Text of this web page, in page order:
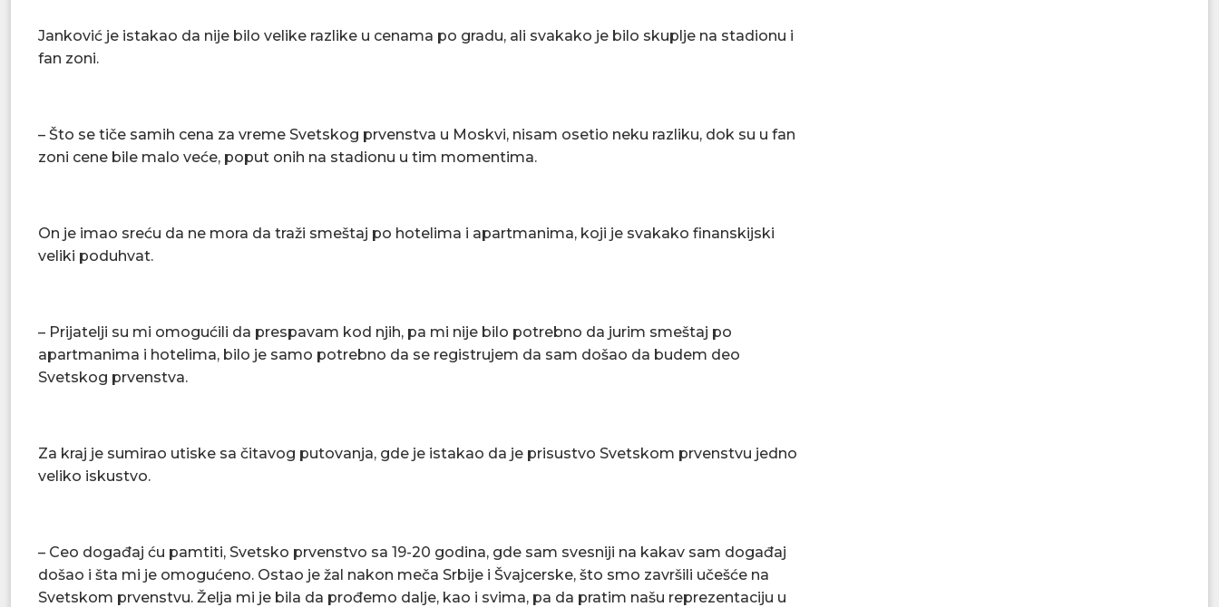
Janković je istakao da nije bilo velike razlike u cenama po gradu, ali svakako je bilo skuplje na stadionu i
fan zoni.
– Što se tiče samih cena za vreme Svetskog prvenstva u Moskvi, nisam osetio neku razliku, dok su u fan
zoni cene bile malo veće, poput onih na stadionu u tim momentima.
On je imao sreću da ne mora da traži smeštaj po hotelima i apartmanima, koji je svakako finanskijski
veliki poduhvat.
– Prijatelji su mi omogućili da prespavam kod njih, pa mi nije bilo potrebno da jurim smeštaj po
apartmanima i hotelima, bilo je samo potrebno da se registrujem da sam došao da budem deo
Svetskog prvenstva.
Za kraj je sumirao utiske sa čitavog putovanja, gde je istakao da je prisustvo Svetskom prvenstvu jedno
veliko iskustvo.
– Ceo događaj ću pamtiti, Svetsko prvenstvo sa 19-20 godina, gde sam svesniji na kakav sam događaj
došao i šta mi je omogućeno. Ostao je žal nakon meča Srbije i Švajcerske, što smo završili učešće na
Svetskom prvenstvu. Želja mi je bila da prođemo dalje, kao i svima, pa da pratim našu reprezentaciju u